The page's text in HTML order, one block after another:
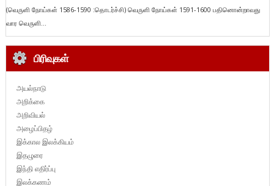
(வெருளி நோய்கள் 1586-1590 :தொடர்ச்சி) வெருளி நோய்கள் 1591-1600 பதினொன்றாவது
வார வெருளி...
பிரிவுகள்
அயல்நாடு
அறிக்கை
அறிவியல்
அழைப்பிதழ்
இக்கால இலக்கியம்
இதழுரை
இந்தி எதிர்ப்பு
இலக்கணம்